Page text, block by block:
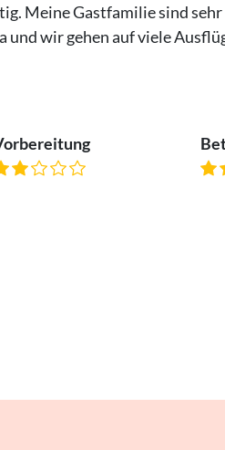
Meine Gastfamilie sind
wir gehen auf viele